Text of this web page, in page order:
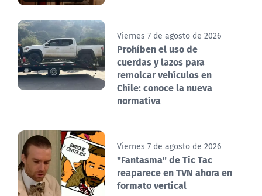
Viernes 7 de agosto de 2026
Prohíben el uso de
cuerdas y lazos para
remolcar vehículos en
Chile: conoce la nueva
normativa
Viernes 7 de agosto de 2026
"Fantasma" de Tic Tac
reaparece en TVN ahora en
formato vertical